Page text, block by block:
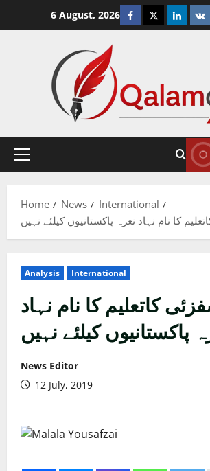
6 August, 2026 Facebook
TwitterLinkedin
VK
Primary
Home News
International
Analysis International
کاتعلیم کا نام نہاد
News Editor
12 July, 2019